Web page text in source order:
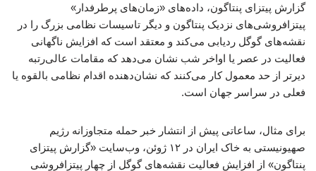
گزارش پیتزای پنتاگون، داده‌های «زمان‌های پرطرفدار»
پیتزافروشی‌های نزدیک پنتاگون و دیگر تاسیسات نظامی بزرگ را در
نقشه‌های گوگل ردیابی می‌کند و معتقد است که افزایش ناگهانی
فعالیت در عصر یا اواخر شب نشان می‌دهد که مقامات عالی‌رتبه
دیرتر از حد معمول کار می‌کنند که نشان‌دهنده اقدام نظامی بالقوه یا
فعلی در سراسر جهان است.
برای مثال، ساعاتی پیش از انتشار خبر حمله متجاوزانه رژیم
صهیونیستی به خاک ایران در ۱۲ ژوئن، وب‌سایت «گزارش پیتزای
پنتاگون» از افزایش فعالیت نقشه‌های گوگل از چهار پیتزافروشی